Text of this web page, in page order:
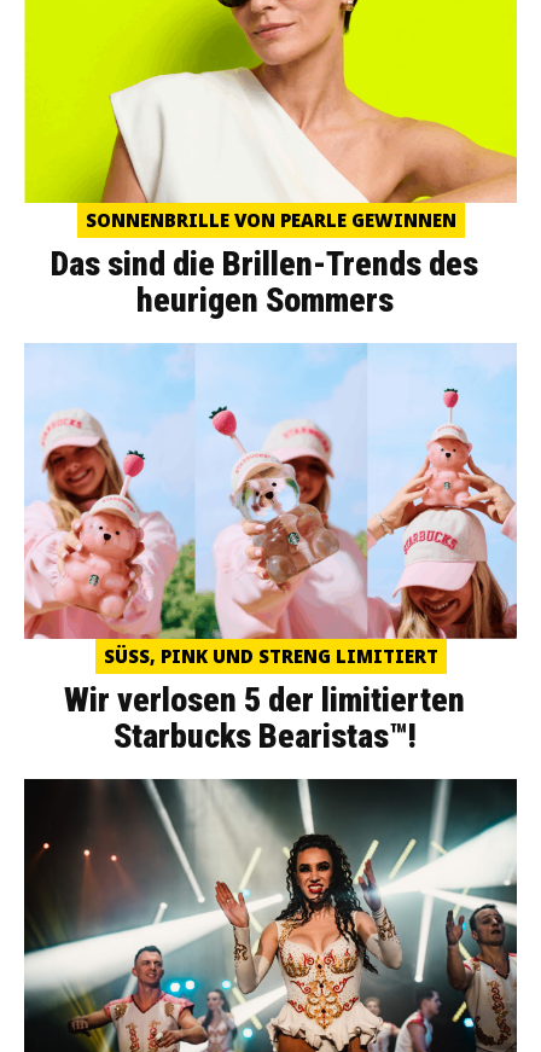
SONNENBRILLE VON PEARLE GEWINNEN
Das sind die Brillen-Trends des
heurigen Sommers
SÜSS, PINK UND STRENG LIMITIERT
Wir verlosen 5 der limitierten
Starbucks Bearistas™!